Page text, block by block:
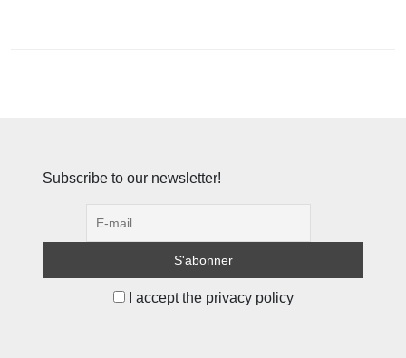
Subscribe to our newsletter!
I accept the privacy policy